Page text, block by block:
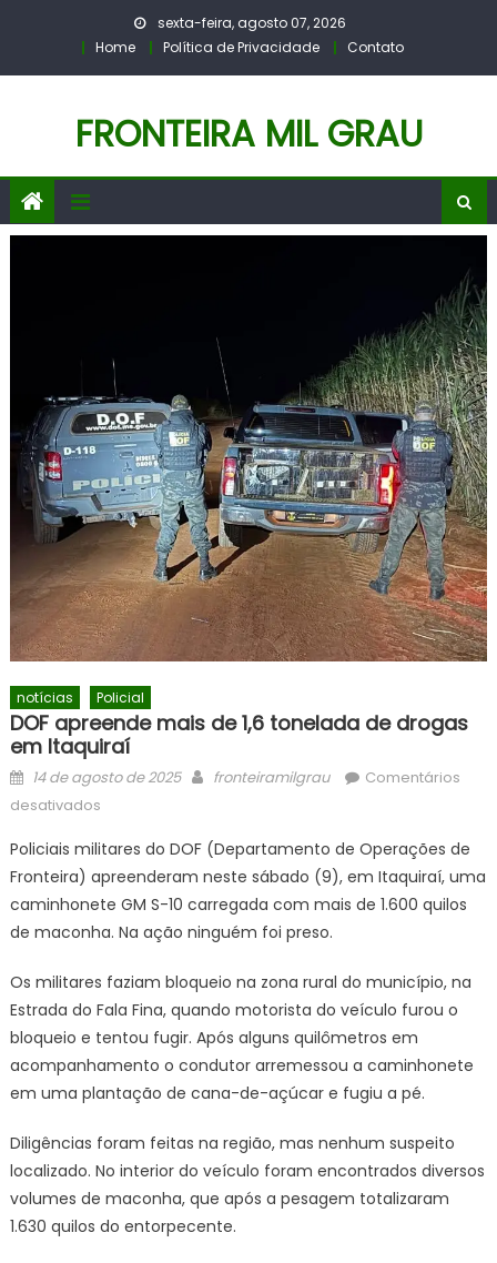
sexta-feira, agosto 07, 2026
Home
Política de Privacidade Contato
FRONTEIRA MIL GRAU
notícias Policial
DOF apreende mais de 1,6 tonelada de drogas
em Itaquiraí
Posted
on
14 de agosto de 2025 Author
fronteiramilgrau
Comentários
desativadosem
apreende
mais
de
1,6
de
drogas
em
Itaquiraí
Policiais militares do DOF (Departamento de Operações de
Fronteira) apreenderam neste sábado (9), em Itaquiraí, uma
caminhonete GM S-10 carregada com mais de 1.600 quilos
de maconha. Na ação ninguém foi preso.
Os militares faziam bloqueio na zona rural do município, na
Estrada do Fala Fina, quando motorista do veículo furou o
bloqueio e tentou fugir. Após alguns quilômetros em
acompanhamento o condutor arremessou a caminhonete
em uma plantação de cana-de-açúcar e fugiu a pé.
Diligências foram feitas na região, mas nenhum suspeito
localizado. No interior do veículo foram encontrados diversos
volumes de maconha, que após a pesagem totalizaram
1.630 quilos do entorpecente.